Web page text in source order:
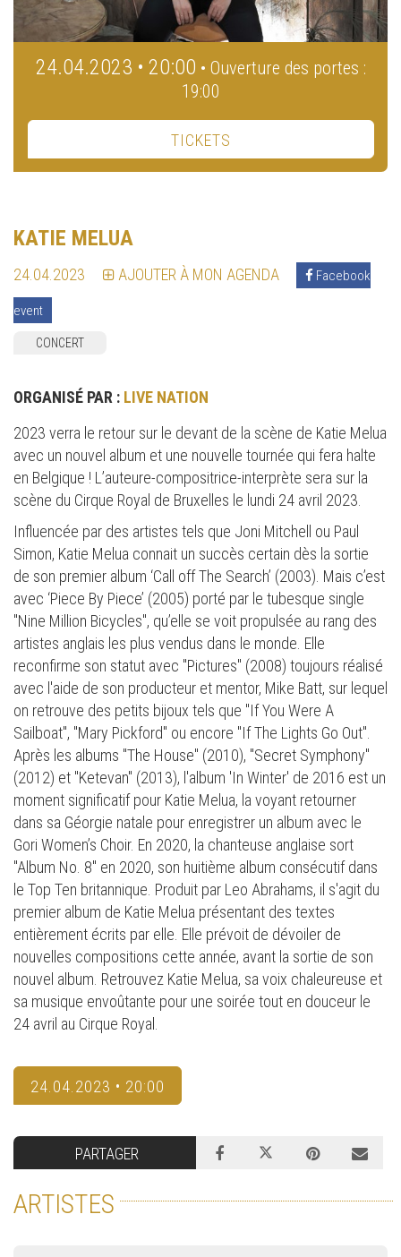
24.04.2023 • 20:00 • Ouverture des portes :
19:00
TICKETS
KATIE MELUA
24.04.2023 AJOUTER À MON AGENDA Facebook
event
CONCERT
ORGANISÉ PAR : LIVE NATION
2023 verra le retour sur le devant de la scène de Katie Melua
avec un nouvel album et une nouvelle tournée qui fera halte
en Belgique ! L’auteure-compositrice-interprète sera sur la
scène du Cirque Royal de Bruxelles le lundi 24 avril 2023.
Influencée par des artistes tels que Joni Mitchell ou Paul
Simon, Katie Melua connait un succès certain dès la sortie
de son premier album ‘Call off The Search’ (2003). Mais c’est
avec ‘Piece By Piece’ (2005) porté par le tubesque single
"Nine Million Bicycles", qu’elle se voit propulsée au rang des
artistes anglais les plus vendus dans le monde. Elle
reconfirme son statut avec "Pictures" (2008) toujours réalisé
avec l'aide de son producteur et mentor, Mike Batt, sur lequel
on retrouve des petits bijoux tels que "If You Were A
Sailboat", "Mary Pickford" ou encore "If The Lights Go Out".
Après les albums "The House" (2010), "Secret Symphony"
(2012) et "Ketevan" (2013), l'album 'In Winter' de 2016 est un
moment significatif pour Katie Melua, la voyant retourner
dans sa Géorgie natale pour enregistrer un album avec le
Gori Women’s Choir. En 2020, la chanteuse anglaise sort
"Album No. 8" en 2020, son huitième album consécutif dans
le Top Ten britannique. Produit par Leo Abrahams, il s'agit du
premier album de Katie Melua présentant des textes
entièrement écrits par elle. Elle prévoit de dévoiler de
nouvelles compositions cette année, avant la sortie de son
nouvel album. Retrouvez Katie Melua, sa voix chaleureuse et
sa musique envoûtante pour une soirée tout en douceur le
24 avril au Cirque Royal.
24.04.2023 • 20:00
PARTAGER
ARTISTES